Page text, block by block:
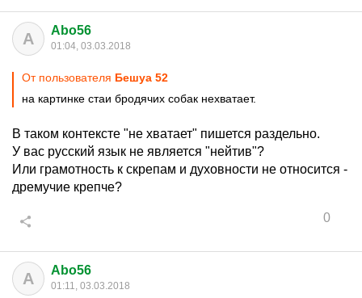
A Abo56
01:04, 03.03.2018
От пользователя Бешуа 52
на картинке стаи бродячих собак нехватает.
В таком контексте "не хватает" пишется раздельно.
У вас русский язык не является "нейтив"?
Или грамотность к скрепам и духовности не относится -
дремучие крепче?
0
A Abo56
01:11, 03.03.2018